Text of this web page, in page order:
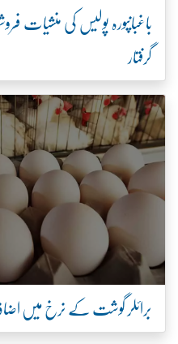
باغبانپورہ پولیس کی منشیات
گرفتار
برائلر گوشت کے نرخ میں اضافہ، قیمت